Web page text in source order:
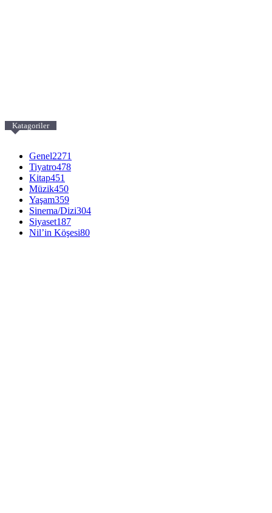
Katagoriler
Genel2271
Tiyatro478
Kitap451
Müzik450
Yaşam359
Sinema/Dizi304
Siyaset187
Nil’in Köşesi80